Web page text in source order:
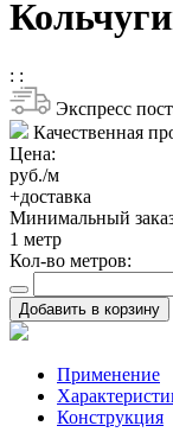
: :
Экспресс
Качественная
Цена:
руб./м
+доставка
Минимальный
1 метр
Кол-во метров:
Добавить в корзину
Применение
Конструкция